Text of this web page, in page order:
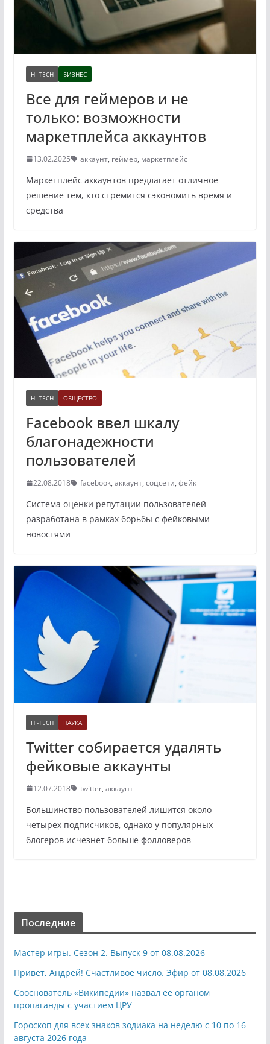
HI-TECH БИЗНЕС
Все для геймеров и не
только: возможности
маркетплейса аккаунтов
13.02.2025 аккаунт, геймер, маркетплейс
Маркетплейс аккаунтов предлагает отличное
решение тем, кто стремится сэкономить время и
средства
HI-TECH ОБЩЕСТВО
Facebook ввел шкалу
благонадежности
пользователей
22.08.2018 facebook, аккаунт, соцсети, фейк
Система оценки репутации пользователей
разработана в рамках борьбы с фейковыми
новостями
HI-TECH НАУКА
Twitter собирается удалять
фейковые аккаунты
12.07.2018 twitter, аккаунт
Большинство пользователей лишится около
четырех подписчиков, однако у популярных
блогеров исчезнет больше фолловеров
Последние
Мастер игры. Сезон 2. Выпуск 9 от 08.08.2026
Привет, Андрей! Счастливое число. Эфир от 08.08.2026
Сооснователь «Википедии» назвал ее органом
пропаганды с участием ЦРУ
Гороскоп для всех знаков зодиака на неделю с 10 по 16
августа 2026 года